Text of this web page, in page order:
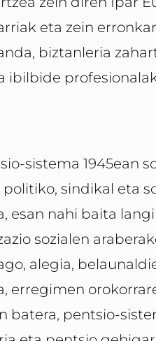
eta zein
biztanleria
ibilbide
sistema 1945ean
sindikal eta
esan nahi baita
sozialen
alegia,
erregimen
batera, pentsio-